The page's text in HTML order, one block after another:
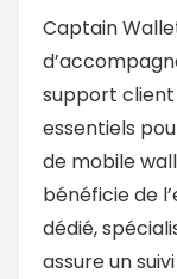
Captain
support
essentiels
de mobile
bénéficie de
dédié,
assure un